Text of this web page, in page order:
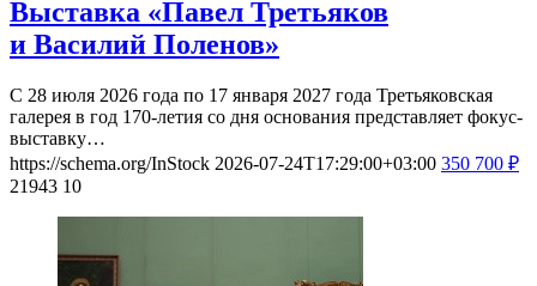
Выставка «Павел Третьяков
и Василий Поленов»
С 28 июля 2026 года по 17 января 2027 года Третьяковская
галерея в год 170-летия со дня основания представляет фокус-
выставку…
https://schema.org/InStock 2026-07-24T17:29:00+03:00 350 700 ₽
21943 10